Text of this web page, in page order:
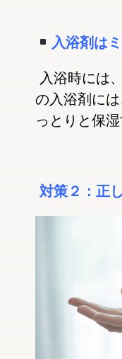
入浴剤は
入浴時には
の入浴剤に
っとりと保
対策２：正